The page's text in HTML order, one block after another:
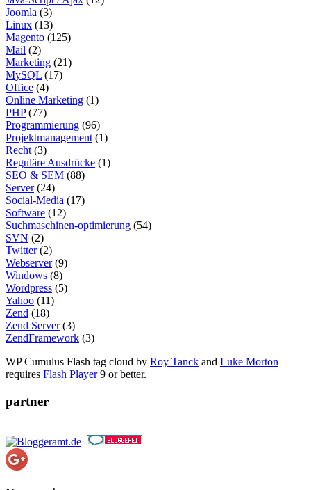
Joomla (3)
Linux (13)
Magento (125)
Mail (2)
Marketing (21)
MySQL (17)
Office (4)
Online Marketing (1)
PHP(77)
Programmierung (96)
Projektmanagement (1)
Recht (3)
Reguläre Ausdrücke (1)
SEO & SEM (88)
Server(24)
Social-Media (17)
Software (12)
Suchmaschinen-optimierung (54)
SVN (2)
Twitter(2)
Webserver(9)
Windows (8)
Wordpress (5)
Yahoo (11)
Zend (18)
Zend Server(3)
ZendFramework (3)
WP Cumulus Flash tag cloud by Roy Tanck and Luke Morton
requires Flash Player9 or better.
partner